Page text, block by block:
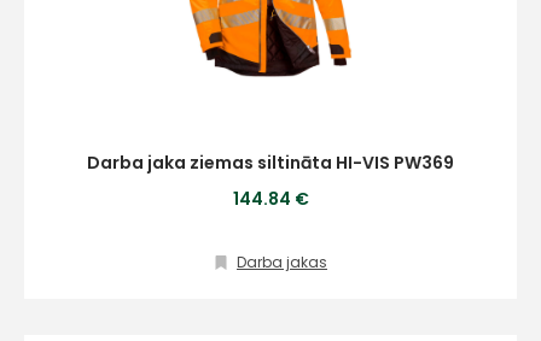
Darba jaka ziemas siltināta HI-VIS PW369
144.84 €
Darba jakas